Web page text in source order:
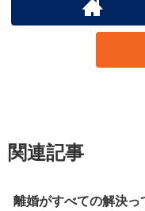
関連記事
離婚がすべての解決っ